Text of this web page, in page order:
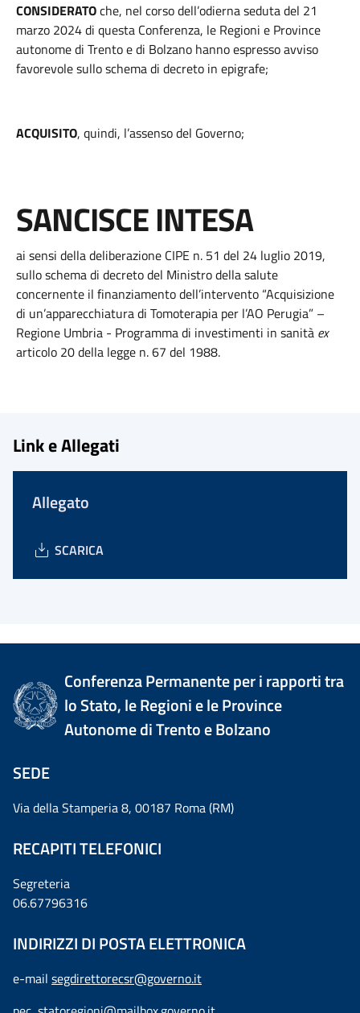
CONSIDERATOche, nel corso dell’odierna seduta del 21
marzo 2024 di questa Conferenza, le Regioni e Province
autonome di Trento e di Bolzano hanno espresso avviso
favorevole sullo schema di decreto in epigrafe;
ACQUISITO, quindi, l’assenso del Governo;
SANCISCE INTESA
ai sensi della deliberazione CIPE n. 51 del 24 luglio 2019,
sullo schema di decreto del Ministro della salute
concernente il finanziamento dell’intervento “Acquisizione
di un’apparecchiatura di Tomoterapia per l’AO Perugia” –
Regione Umbria - Programma di investimenti in sanità ex
articolo 20 della legge n. 67 del 1988.
Link e Allegati
Allegato
SCARICA
Conferenza Permanente per i rapporti tra
lo Stato, le Regioni e le Province
Autonome di Trento e Bolzano
SEDE
Via della Stamperia 8, 00187 Roma (RM)
RECAPITI TELEFONICI
Segreteria
06.67796316
INDIRIZZI DI POSTA ELETTRONICA
e-mail segdirettorecsr@governo.it